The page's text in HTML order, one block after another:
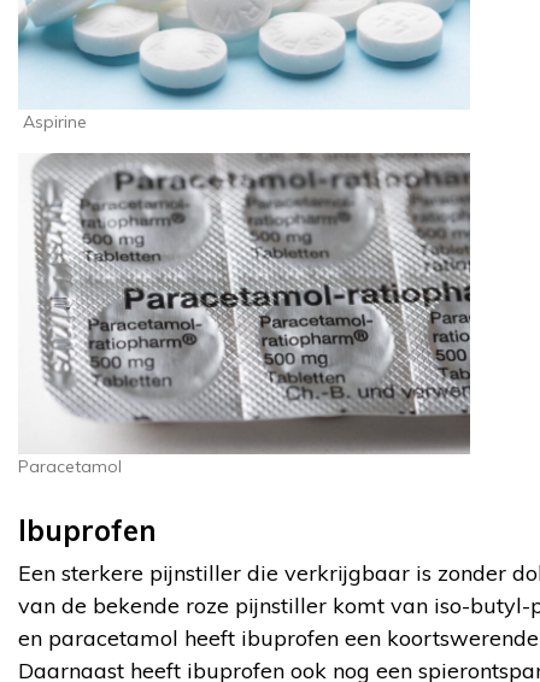
Aspirine
Paracetamol
Ibuprofen
Een sterkere pijnstiller die verkrijgbaar is zonder
van de bekende roze pijnstiller komt van iso-
en paracetamol heeft ibuprofen een
Daarnaast heeft ibuprofen ook nog een